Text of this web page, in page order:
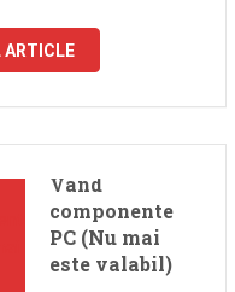
ARTICLE
Vand
componente
PC (Nu mai
este valabil)